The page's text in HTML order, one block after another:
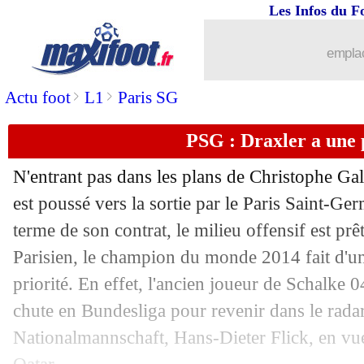
Actu foot> L1 > Paris SG
Les Infos du
PSG : Draxler a
N'entrant pas dans les plans de Christophe
est poussé vers la sortie par le Paris Saint-
terme de son contrat, le milieu offensif est
Parisien, le champion du monde 2014 fait
priorité. En effet, l'ancien joueur de Schalke
chute en Bundesliga pour revenir dans le
Nationalmannschaft, Hans-Dieter Flick, en
Lyon: Bosz et les joueurs "plus
17/08 Al Nassr: Alvaro dribble Garcia
17/08 PSG: Kehrer vendu à West Ham
17/08 OM: c'est fait pour Issa Kaboré
17/08 Nice : destination surprise pour
17/08 Man Utd: Neville presse Ronaldo
17/08 Barça: De Jong, le tacle de Van